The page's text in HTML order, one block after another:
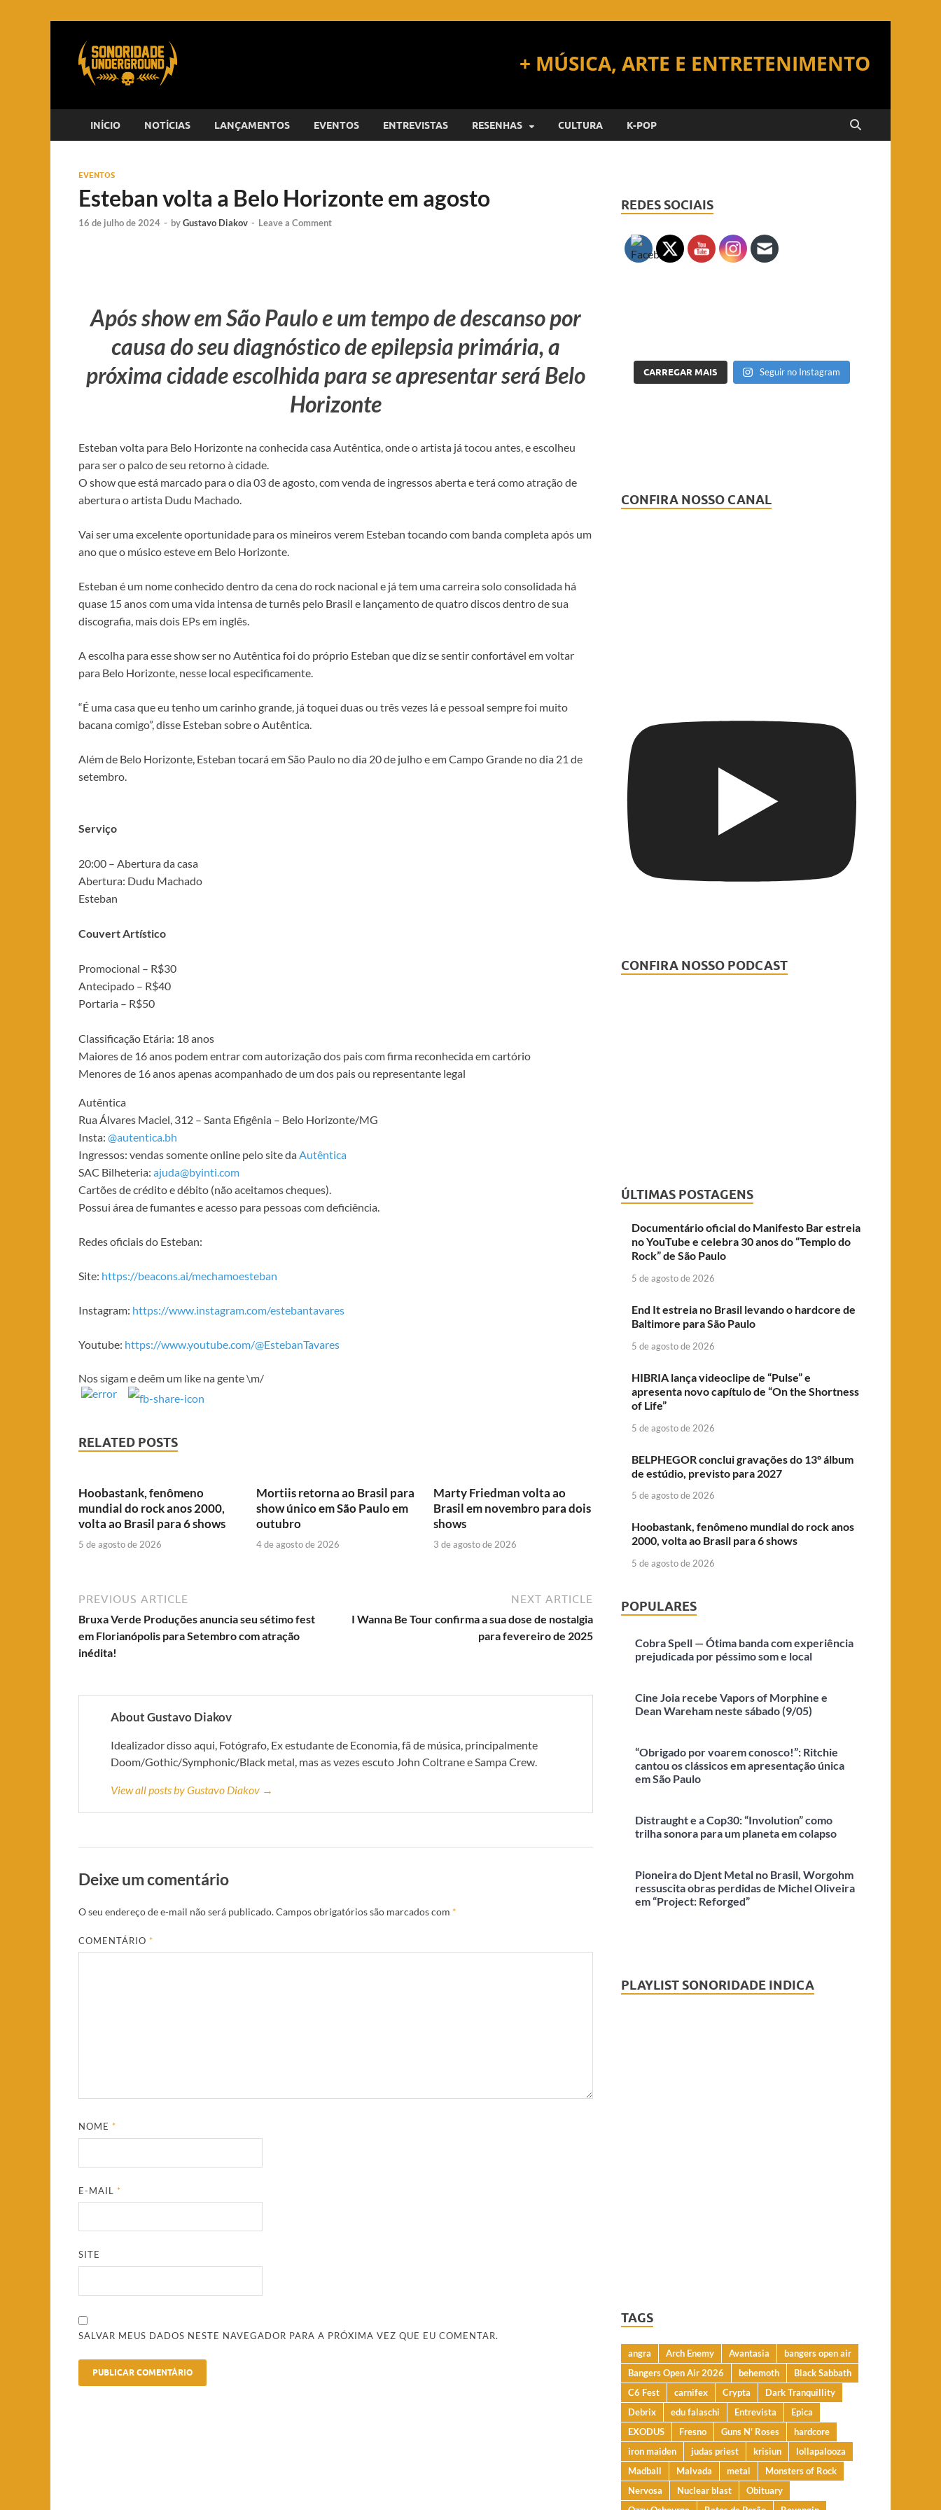
INÍCIO NOTÍCIAS LANÇAMENTOS EVENTOS ENTREVISTAS RESENHAS CULTURA K-POP
EVENTOS
Esteban volta a Belo Horizonte em agosto
16 de julho de 2024 - byGustavo Diakov - Leave a Comment
Após show em São Paulo e um tempo de descanso por
causa do seu diagnóstico de epilepsia primária, a
próxima cidade escolhida para se apresentar será Belo
Horizonte
Esteban volta para Belo Horizonte na conhecida casa Autêntica, onde o artista já tocou antes, e escolheu
para ser o palco de seu retorno à cidade.
O show que está marcado para o dia 03 de agosto, com venda de ingressos aberta e terá como atração de
abertura o artista Dudu Machado.
Vai ser uma excelente oportunidade para os mineiros verem Esteban tocando com banda completa após um
ano que o músico esteve em Belo Horizonte.
Esteban é um nome conhecido dentro da cena do rock nacional e já tem uma carreira solo consolidada há
quase 15 anos com uma vida intensa de turnês pelo Brasil e lançamento de quatro discos dentro de sua
discografia, mais dois EPs em inglês.
A escolha para esse show ser no Autêntica foi do próprio Esteban que diz se sentir confortável em voltar
para Belo Horizonte, nesse local especificamente.
“É uma casa que eu tenho um carinho grande, já toquei duas ou três vezes lá e pessoal sempre foi muito
bacana comigo”, disse Esteban sobre o Autêntica.
Além de Belo Horizonte, Esteban tocará em São Paulo no dia 20 de julho e em Campo Grande no dia 21 de
setembro.
Serviço
20:00 – Abertura da casa
Abertura: Dudu Machado
Esteban
Couvert Artístico
Promocional – R$30
Antecipado – R$40
Portaria – R$50
Classificação Etária: 18 anos
Maiores de 16 anos podem entrar com autorização dos pais com firma reconhecida em cartório
Menores de 16 anos apenas acompanhado de um dos pais ou representante legal
Autêntica
Rua Álvares Maciel, 312 – Santa Efigênia – Belo Horizonte/MG
Insta: @autentica.bh
Ingressos: vendas somente online pelo site daAutêntica
SAC Bilheteria: ajuda@byinti.com
Cartões de crédito e débito (não aceitamos cheques).
Possui área de fumantes e acesso para pessoas com deficiência.
Redes oficiais do Esteban:
Site: https://beacons.ai/mechamoesteban
Instagram: https://www.instagram.com/estebantavares
Youtube: https://www.youtube.com/@EstebanTavares
Nos sigam e deêm um like na gente \m/
RELATED POSTS
Hoobastank, fenômeno
mundial do rock anos 2000,
volta ao Brasil para 6 shows
5 de agosto de 2026
Mortiis retorna ao Brasil para
show único em São Paulo em
outubro
4 de agosto de 2026
Marty Friedman volta ao
Brasil em novembro para dois
shows
3 de agosto de 2026
PREVIOUS ARTICLE
Bruxa Verde Produções anuncia seu sétimo fest
em Florianópolis para Setembro com atração
inédita!
NEXT ARTICLE
I Wanna Be Tour confirma a sua dose de nostalgia
para fevereiro de 2025
About Gustavo Diakov
Idealizador disso aqui, Fotógrafo, Ex estudante de Economia, fã de música, principalmente
Doom/Gothic/Symphonic/Black metal, mas as vezes escuto John Coltrane e Sampa Crew.
View all posts by Gustavo Diakov →
Deixe um comentário
O seu endereço de e-mail não será publicado.Campos obrigatórios são marcados com *
COMENTÁRIO*
NOME*
E-MAIL*
SITE
SALVAR MEUS DADOS NESTE NAVEGADOR PARA A PRÓXIMA VEZ QUE EU COMENTAR.
REDES SOCIAIS
CARREGAR MAIS Seguir no Instagram
CONFIRA NOSSO CANAL
CONFIRA NOSSO PODCAST
ÚLTIMAS POSTAGENS
Documentário oficial do Manifesto Bar estreia
no YouTube e celebra 30 anos do “Templo do
Rock” de São Paulo
5 de agosto de 2026
End It estreia no Brasil levando o hardcore de
Baltimore para São Paulo
5 de agosto de 2026
HIBRIA lança videoclipe de “Pulse” e
apresenta novo capítulo de “On the Shortness
of Life”
5 de agosto de 2026
BELPHEGOR conclui gravações do 13º álbum
de estúdio, previsto para 2027
5 de agosto de 2026
Hoobastank, fenômeno mundial do rock anos
2000, volta ao Brasil para 6 shows
5 de agosto de 2026
POPULARES
Cobra Spell — Ótima banda com experiência
prejudicada por péssimo som e local
Cine Joia recebe Vapors of Morphine e
Dean Wareham neste sábado (9/05)
“Obrigado por voarem conosco!”: Ritchie
cantou os clássicos em apresentação única
em São Paulo
Distraught e a Cop30: “Involution” como
trilha sonora para um planeta em colapso
Pioneira do Djent Metal no Brasil, Worgohm
ressuscita obras perdidas de Michel Oliveira
em “Project: Reforged”
PLAYLIST SONORIDADE INDICA
TAGS
angra Arch Enemy Avantasia
bangers open air
Bangers Open Air 2026
behemoth
Black Sabbath
C6 Fest
carnifex Crypta
Dark Tranquillity
Debrix
edu falaschi Entrevista
Epica
EXODUS
Fresno Guns N' Roses
hardcore
iron maiden
judas priest krisiun
lollapalooza
Madball
Malvada metal
Monsters of Rock
Nervosa
Nuclear blast
Obituary